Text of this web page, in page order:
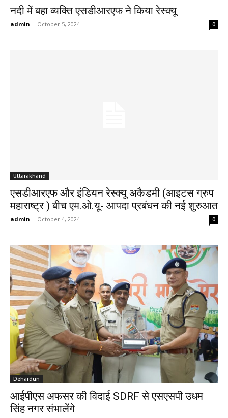
नदी में बहा व्यक्ति एसडीआरएफ ने किया रेस्क्यू
admin - October 5, 2024 0
Uttarakhand
एसडीआरएफ और इंडियन रेस्क्यू अकैडमी (आइटस ग्रुप
महाराष्ट्र ) बीच एम.ओ.यू- आपदा प्रबंधन की नई शुरुआत
admin - October 4, 2024 0
Dehardun
आईपीएस अफसर की विदाई SDRF से एसएसपी उधम
सिंह नगर संभालेंगे